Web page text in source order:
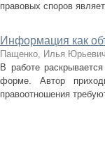
правовых споров
Информация как
Пащенко, Илья Юрьевич
В работе
форме. Автор
правоотношения